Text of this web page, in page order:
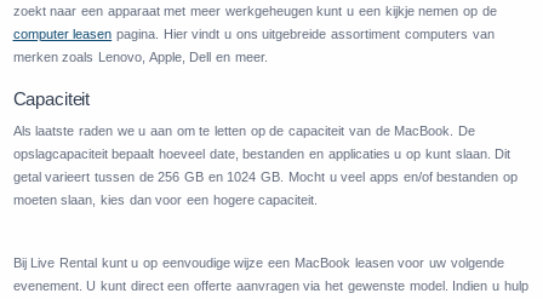
zoekt naar een apparaat met meer werkgeheugen kunt u een kijkje nemen op de
computer leasen pagina. Hier vindt u ons uitgebreide assortiment computers van
merken zoals Lenovo, Apple, Dell en meer.
Capaciteit
Als laatste raden we u aan om te letten op de capaciteit van de MacBook. De
opslagcapaciteit bepaalt hoeveel date, bestanden en applicaties u op kunt slaan. Dit
getal varieert tussen de 256 GB en 1024 GB. Mocht u veel apps en/of bestanden op
moeten slaan, kies dan voor een hogere capaciteit.
Bij Live Rental kunt u op eenvoudige wijze een MacBook leasen voor uw volgende
evenement. U kunt direct een offerte aanvragen via het gewenste model. Indien u hulp